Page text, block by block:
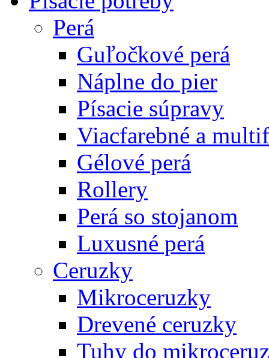
Perá
Guľočkové perá
Náplne do pier
Písacie súpravy
Viacfarebné a
Gélové perá
Rollery
Perá so stojanom
Luxusné perá
Ceruzky
Mikroceruzky
Drevené ceruzky
Tuhy do